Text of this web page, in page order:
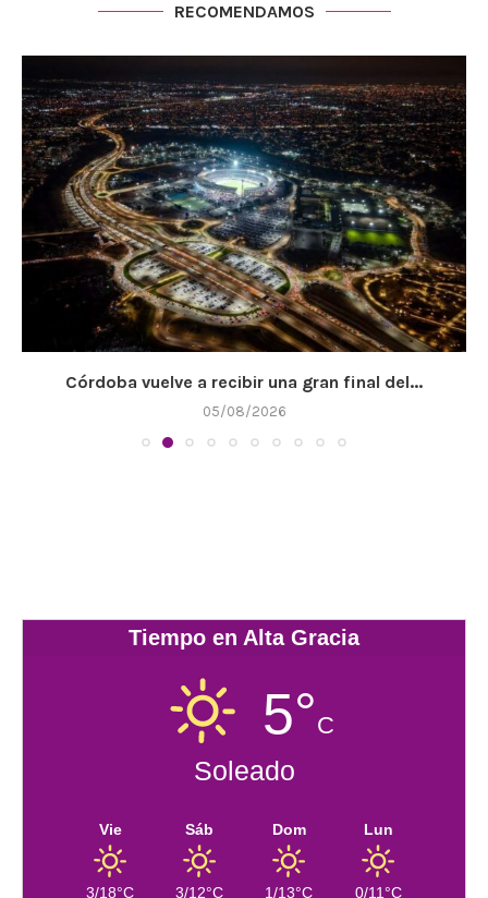
RECOMENDAMOS
Córdoba vuelve a recibir una gran final del...
05/08/2026
Tiempo en Alta Gracia
5°C
Soleado
Vie
3/18°C
Sáb
3/12°C
Dom
1/13°C
Lun
0/11°C